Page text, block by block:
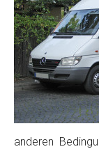
Foto Nr. 1
Foto Nr. 2
Foto Nr. 3
anderen